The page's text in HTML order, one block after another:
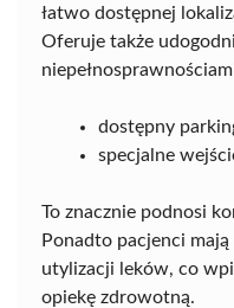
łatwo dostępnej
Oferuje także
dostępny
specjalne
To znacznie podnosi
Ponadto pacjenci
utylizacji leków, co
opiekę zdrowotną.